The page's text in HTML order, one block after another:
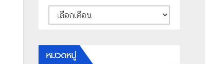
คลัง
เก็บ
หมวดหมู่